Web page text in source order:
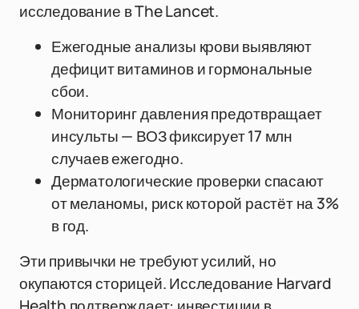
исследование в The Lancet.
Ежегодные анализы крови выявляют
дефицит витаминов и гормональные
сбои.
Мониторинг давления предотвращает
инсульты — ВОЗ фиксирует 17 млн
случаев ежегодно.
Дерматологические проверки спасают
от меланомы, риск которой растёт на 3%
в год.
Эти привычки не требуют усилий, но
окупаются сторицей. Исследование Harvard